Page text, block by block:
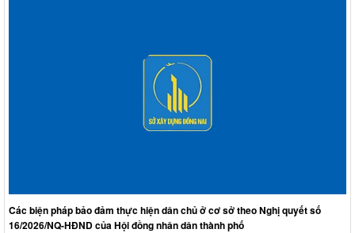
Các biện pháp bảo đảm thực hiện dân chủ ở cơ sở theo Nghị quyết số
16/2026/NQ-HĐND của Hội đồng nhân dân thành phố